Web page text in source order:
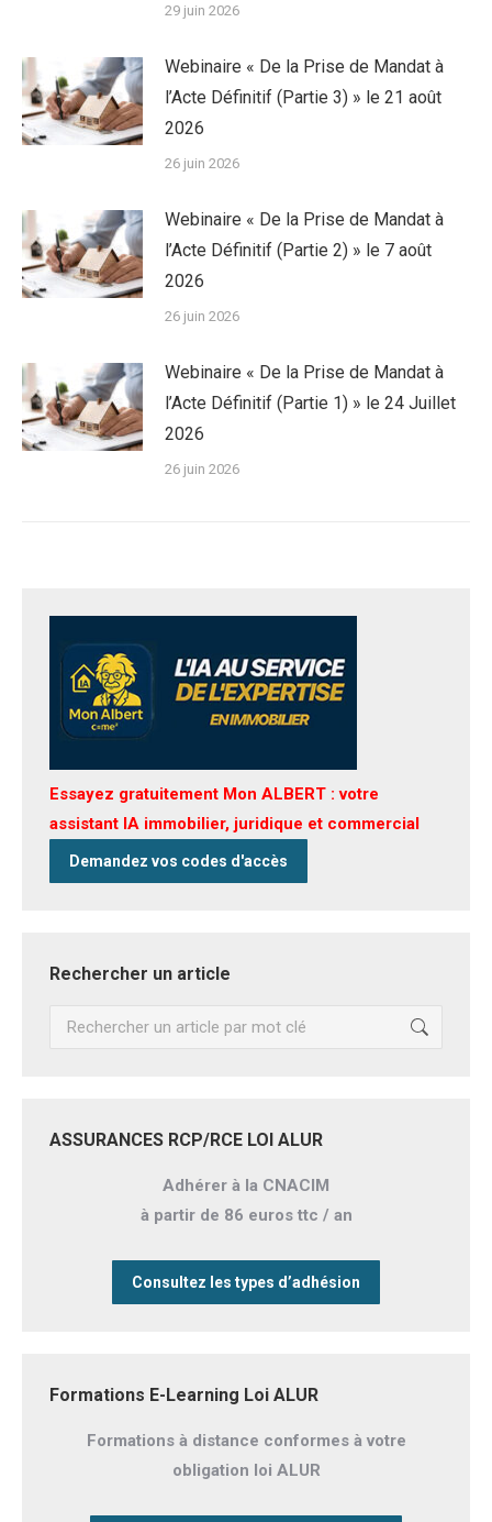
29 juin 2026
Webinaire « De la Prise de Mandat à
l’Acte Définitif (Partie 3) » le 21 août
2026
26 juin 2026
Webinaire « De la Prise de Mandat à
l’Acte Définitif (Partie 2) » le 7 août
2026
26 juin 2026
Webinaire « De la Prise de Mandat à
l’Acte Définitif (Partie 1) » le 24 Juillet
2026
26 juin 2026
Essayez gratuitement Mon ALBERT : votre
assistant IA immobilier, juridique et commercial
Demandez vos codes d'accès
Rechercher un article
Recherche
ASSURANCES RCP/RCE LOI ALUR
Adhérer à la CNACIM
à partir de 86 euros ttc / an
Consultez les types d’adhésion
Formations E-Learning Loi ALUR
Formations à distance conformes à votre
obligation loi ALUR